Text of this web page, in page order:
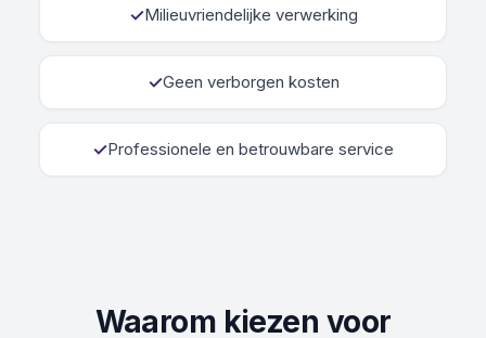
✓Milieuvriendelijke verwerking
✓Geen verborgen kosten
✓Professionele en betrouwbare service
Waarom kiezen voor